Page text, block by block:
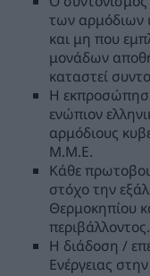
των αρμόδιων
και μη που
μονάδων
καταστεί
Η
ενώπιον
αρμόδιους
M.M.E.
Κάθε
στόχο την
Θερμοκηπίου
περιβάλλοντος.
Η διάδοση /
Ενέργειας